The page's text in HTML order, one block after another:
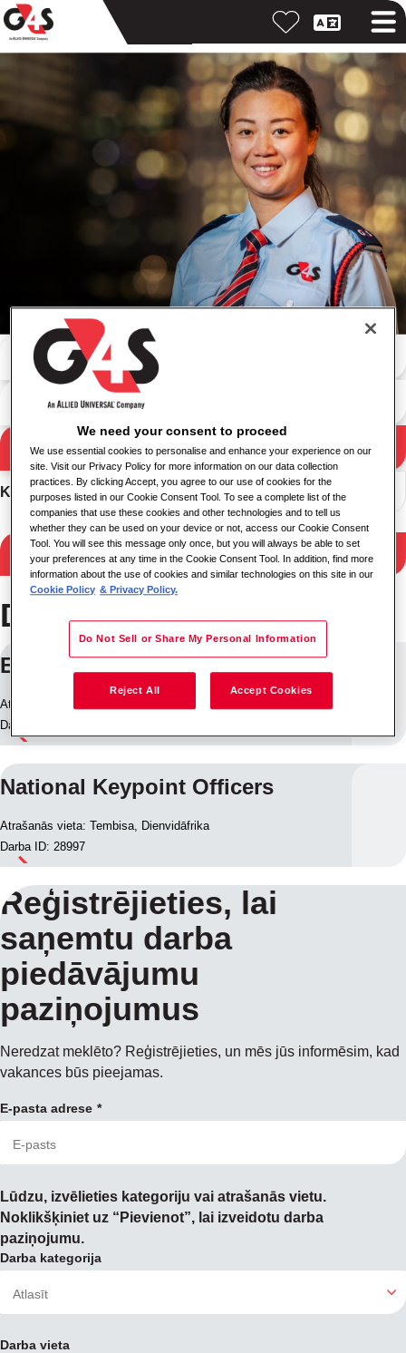
Meklēšanas rezultāti
Meklēt pēc atslēgvārda
Meklēt pēc atrašanās vietas
Meklēt
Kārtot
Filtrēt rezultātus
Darbs Hautena
Embedded Developer
Atrašanās vieta: Midrand, Dienvidāfrika
Darba ID: 30529
National Keypoint Officers
Atrašanās vieta: Tembisa, Dienvidāfrika
Darba ID: 28997
Reģistrējieties, lai
saņemtu darba
piedāvājumu
paziņojumus
Neredzat meklēto? Reģistrējieties, un mēs jūs informēsim, kad
vakances būs pieejamas.
E-pasta adrese
Lūdzu, izvēlieties kategoriju vai atrašanās vietu.
Noklikšķiniet uz “Pievienot”, lai izveidotu darba
paziņojumu.
Darba kategorija
Darba vieta
We need your consent to proceed
We use essential cookies to personalise and enhance your experience on our
site. Visit our Privacy Policy for more information on our data collection
practices. By clicking Accept, you agree to our use of cookies for the
purposes listed in our Cookie Consent Tool. To see a complete list of the
companies that use these cookies and other technologies and to tell us
whether they can be used on your device or not, access our Cookie Consent
Tool. You will see this message only once, but you will always be able to set
your preferences at any time in the Cookie Consent Tool. In addition, find more
information about the use of cookies and similar technologies on this site in our
Cookie Policy & Privacy Policy.
Do Not Sell or Share My Personal Information
Reject All Accept Cookies